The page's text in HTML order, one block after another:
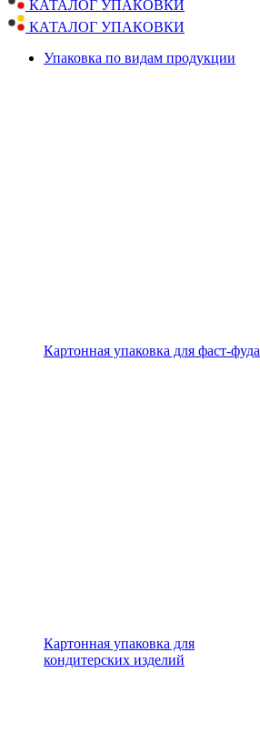
КАТАЛОГ УПАКОВКИ
КАТАЛОГ УПАКОВКИ
Упаковка по видам продукции
Картонная упаковка для фаст-фуда
Картонная упаковка для
кондитерских изделий